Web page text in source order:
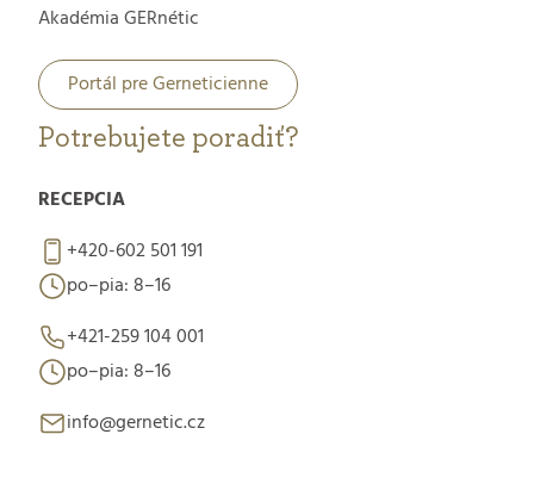
Akadémia GERnétic
Portál pre Gerneticienne
Potrebujete poradiť?
RECEPCIA
+420-602 501 191
po–pia: 8–16
+421-259 104 001
po–pia: 8–16
info@gernetic.cz